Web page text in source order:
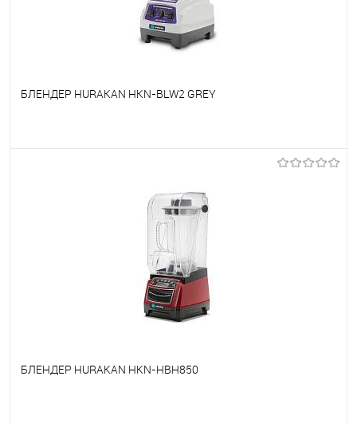
БЛЕНДЕР HURAKAN HKN-BLW2 GREY
БЛЕНДЕР HURAKAN HKN-HBH850